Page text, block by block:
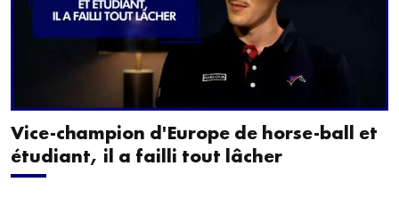
Vice-champion d'Europe de horse-ball et
étudiant, il a failli tout lâcher